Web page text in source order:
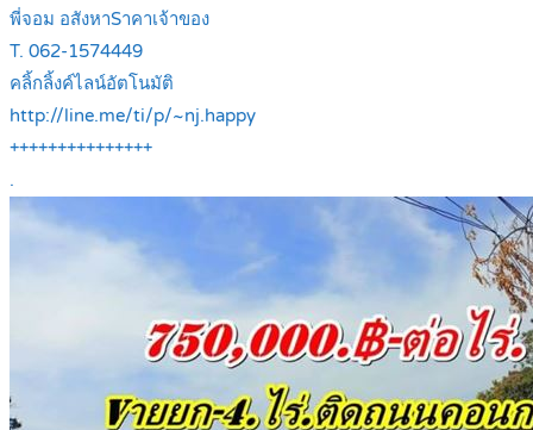
พี่จอม อสังหาSาคาเจ้าของ
T. 062-1574449
คลิ้กลิ้งค์ไลน์อัตโนมัติ
http://line.me/ti/p/~nj.happy
+++++++++++++++
.